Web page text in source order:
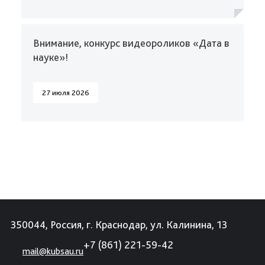
Внимание, конкурс видеороликов «Дата в
науке»!
27 июля 2026
350044, Россия, г. Краснодар, ул. Калинина, 13
mail@kubsau.ru
+7 (861) 221-59-42